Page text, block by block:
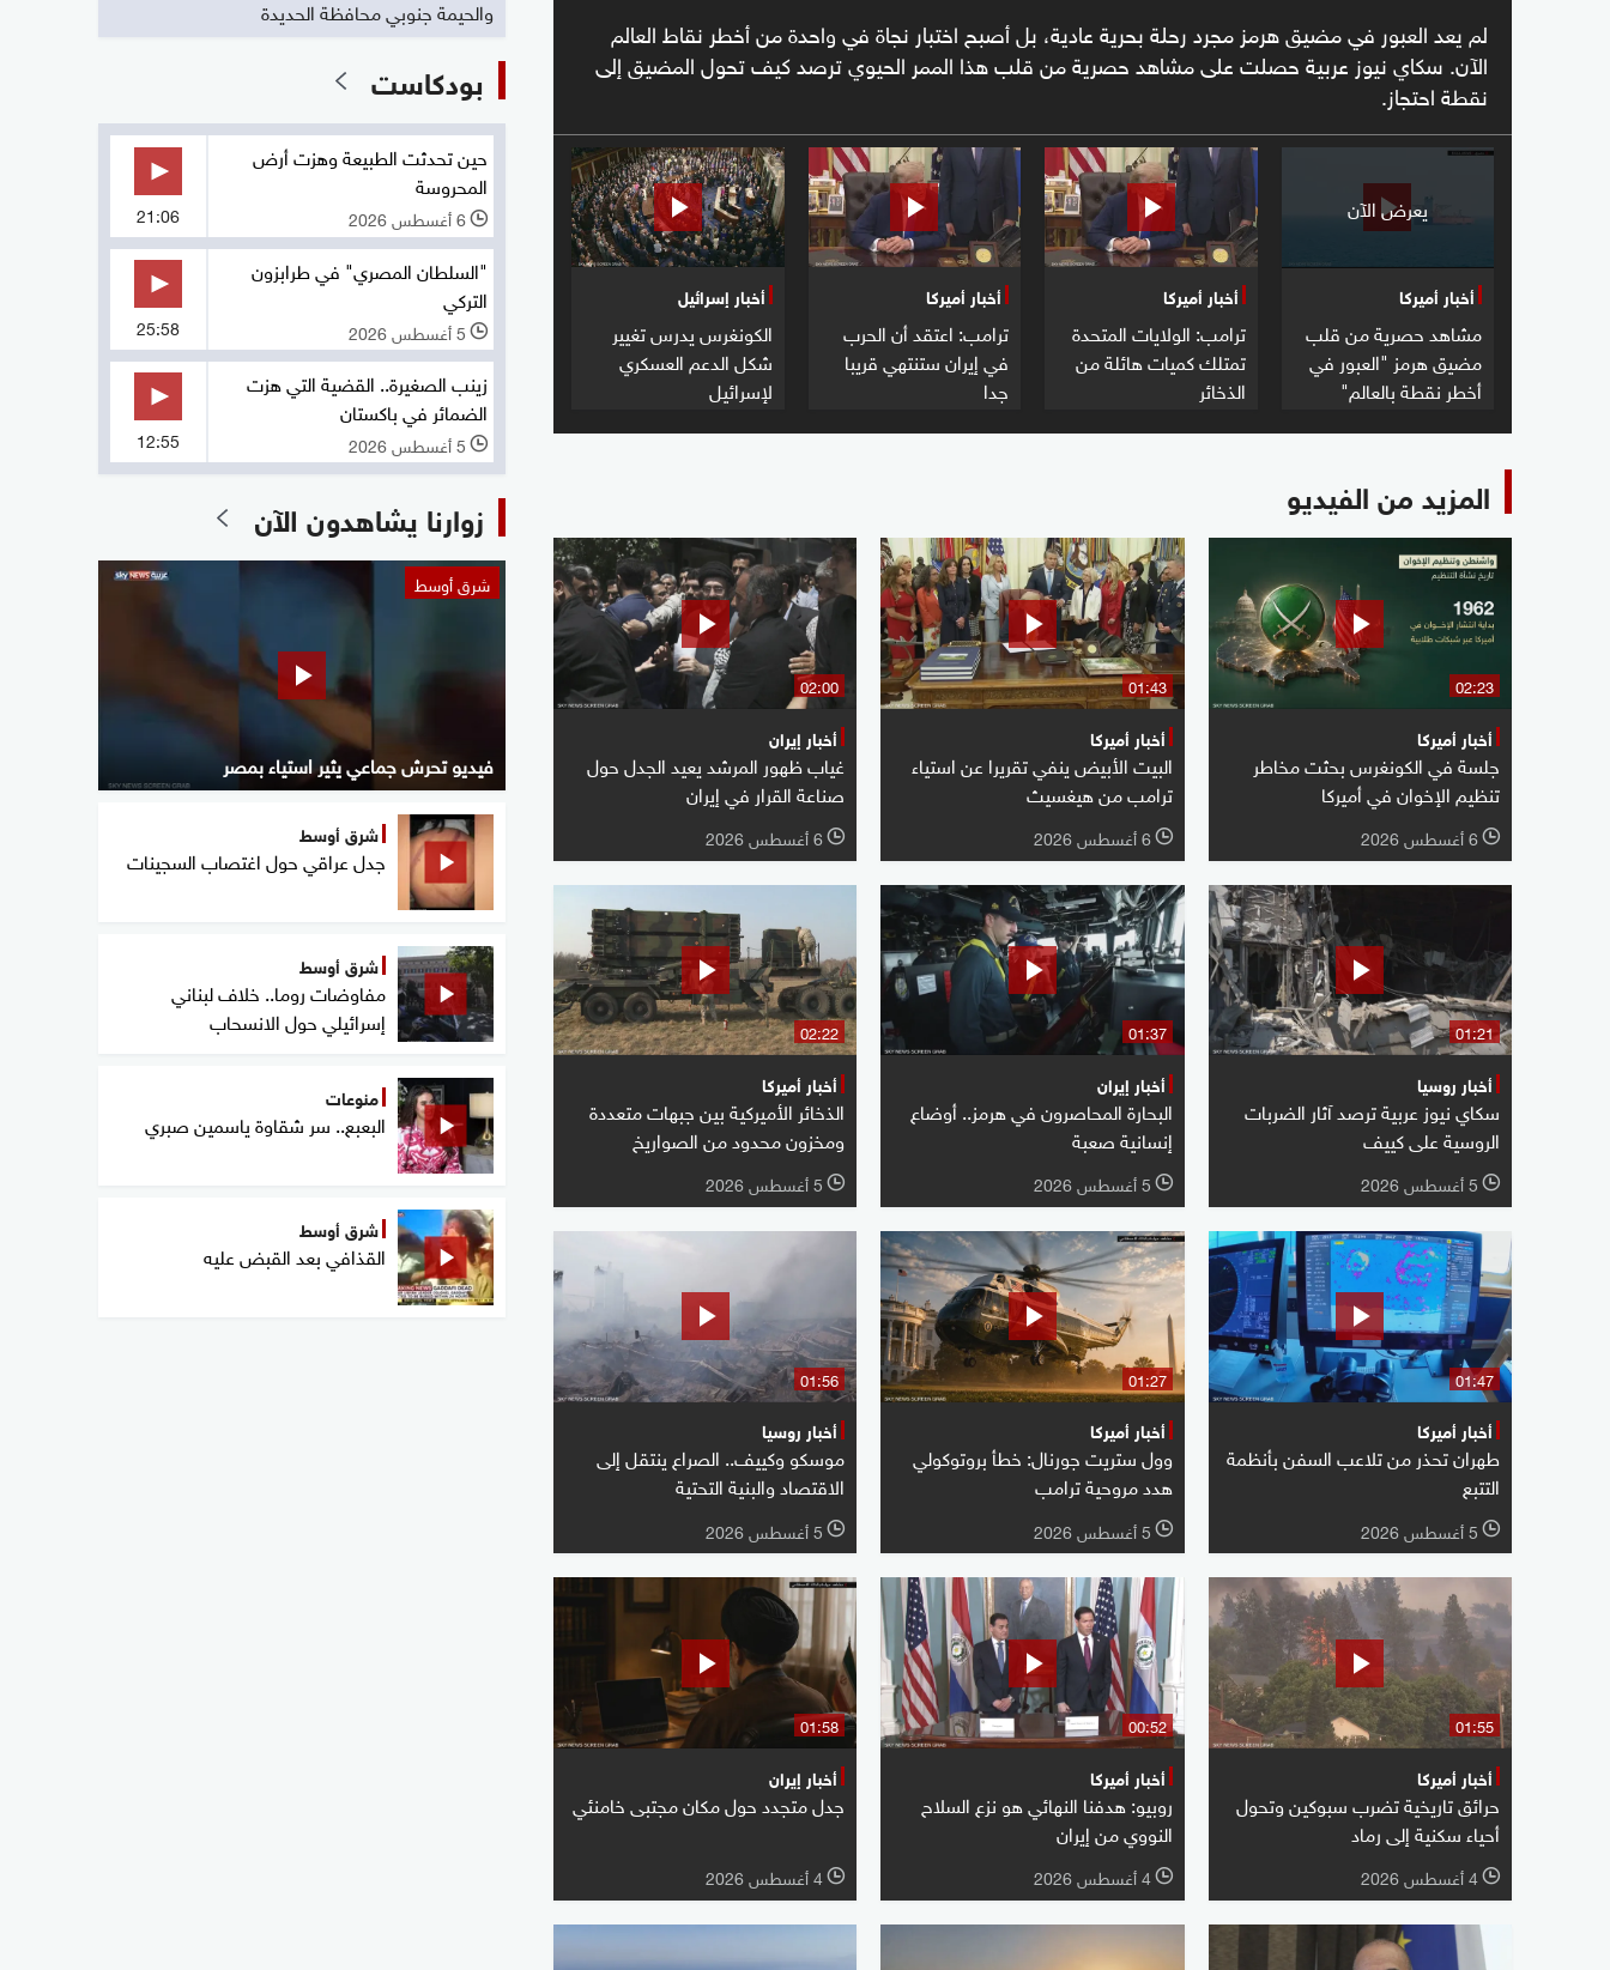
لم يعد العبور في مضيق هرمز مجرد رحلة بحرية عادية، بل أصبح اختبار نجاة في واحدة من أخطر نقاط العالم
الآن. سكاي نيوز عربية حصلت على مشاهد حصرية من قلب هذا الممر الحيوي ترصد كيف تحول المضيق إلى
نقطة احتجاز.
يعرض الآن
أخبار أميركا
مشاهد حصرية من قلب
مضيق هرمز "العبور في
أخطر نقطة بالعالم"
أخبار أميركا
ترامب: الولايات المتحدة
تمتلك كميات هائلة من
الذخائر
أخبار أميركا
ترامب: اعتقد أن الحرب
في إيران ستنتهي قريبا
جدا
أخبار إسرائيل
الكونغرس يدرس تغيير
شكل الدعم العسكري
لإسرائيل
المزيد من الفيديو
02:23
أخبار أميركا
جلسة في الكونغرس بحثت مخاطر
تنظيم الإخوان في أميركا
l 6 أغسطس 2026
01:43
أخبار أميركا
البيت الأبيض ينفي تقريرا عن استياء
ترامب من هيغسيث
l 6 أغسطس 2026
02:00
أخبار إيران
غياب ظهور المرشد يعيد الجدل حول
صناعة القرار في إيران
l 6 أغسطس 2026
01:21
أخبار روسيا
سكاي نيوز عربية ترصد آثار الضربات
الروسية على كييف
l 5 أغسطس 2026
01:37
أخبار إيران
البحارة المحاصرون في هرمز.. أوضاع
إنسانية صعبة
l 5 أغسطس 2026
02:22
أخبار أميركا
الذخائر الأميركية بين جبهات متعددة
ومخزون محدود من الصواريخ
l 5 أغسطس 2026
01:47
أخبار أميركا
طهران تحذر من تلاعب السفن بأنظمة
التتبع
l 5 أغسطس 2026
01:27
أخبار أميركا
وول ستريت جورنال: خطأ بروتوكولي
هدد مروحية ترامب
l 5 أغسطس 2026
01:56
أخبار روسيا
موسكو وكييف.. الصراع ينتقل إلى
الاقتصاد والبنية التحتية
l 5 أغسطس 2026
01:55
أخبار أميركا
حرائق تاريخية تضرب سبوكين وتحول
أحياء سكنية إلى رماد
l 4 أغسطس 2026
00:52
أخبار أميركا
روبيو: هدفنا النهائي هو نزع السلاح
النووي من إيران
l 4 أغسطس 2026
01:58
أخبار إيران
جدل متجدد حول مكان مجتبى خامنئي
l 4 أغسطس 2026
والحيمة جنوبي محافظة الحديدة
بودكاست
حين تحدثت الطبيعة وهزت أرض
المحروسة
l 6 أغسطس 2026 21:06
"السلطان المصري" في طرابزون
التركي
l 5 أغسطس 2026 25:58
زينب الصغيرة.. القضية التي هزت
الضمائر في باكستان
l 5 أغسطس 2026 12:55
زوارنا يشاهدون الآن
شرق أوسط
فيديو تحرش جماعي يثير استياء بمصر
شرق أوسط
جدل عراقي حول اغتصاب السجينات
شرق أوسط
مفاوضات روما.. خلاف لبناني
إسرائيلي حول الانسحاب
منوعات
البعبع.. سر شقاوة ياسمين صبري
شرق أوسط
القذافي بعد القبض عليه